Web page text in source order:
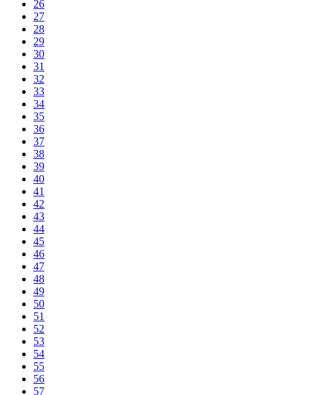
26
27
28
29
30
31
32
33
34
35
36
37
38
39
40
41
42
43
44
45
46
47
48
49
50
51
52
53
54
55
56
57